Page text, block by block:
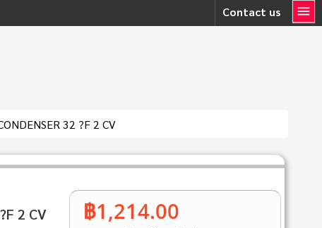
Contact us
32 ?F 2 CV
2 CV ฿1,214.00